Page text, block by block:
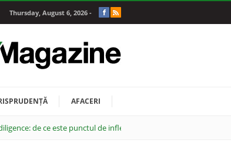
Thursday, August 6, 2026 -
AFACERI
de ce este punctul de inflexiune al oricărei tranzacții M&A